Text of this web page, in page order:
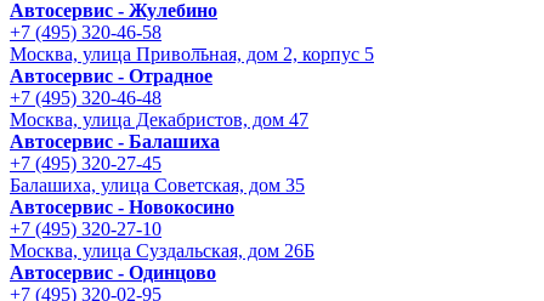
Автосервис - Жулебино
+7 (495) 320-46-58
Москва, улица Привольная, дом 2, корпус 5
Автосервис - Отрадное
+7 (495) 320-46-48
Москва, улица Декабристов, дом 47
Автосервис - Балашиха
+7 (495) 320-27-45
Балашиха, улица Советская, дом 35
Автосервис - Новокосино
+7 (495) 320-27-10
Москва, улица Суздальская, дом 26Б
Автосервис - Одинцово
+7 (495) 320-02-95